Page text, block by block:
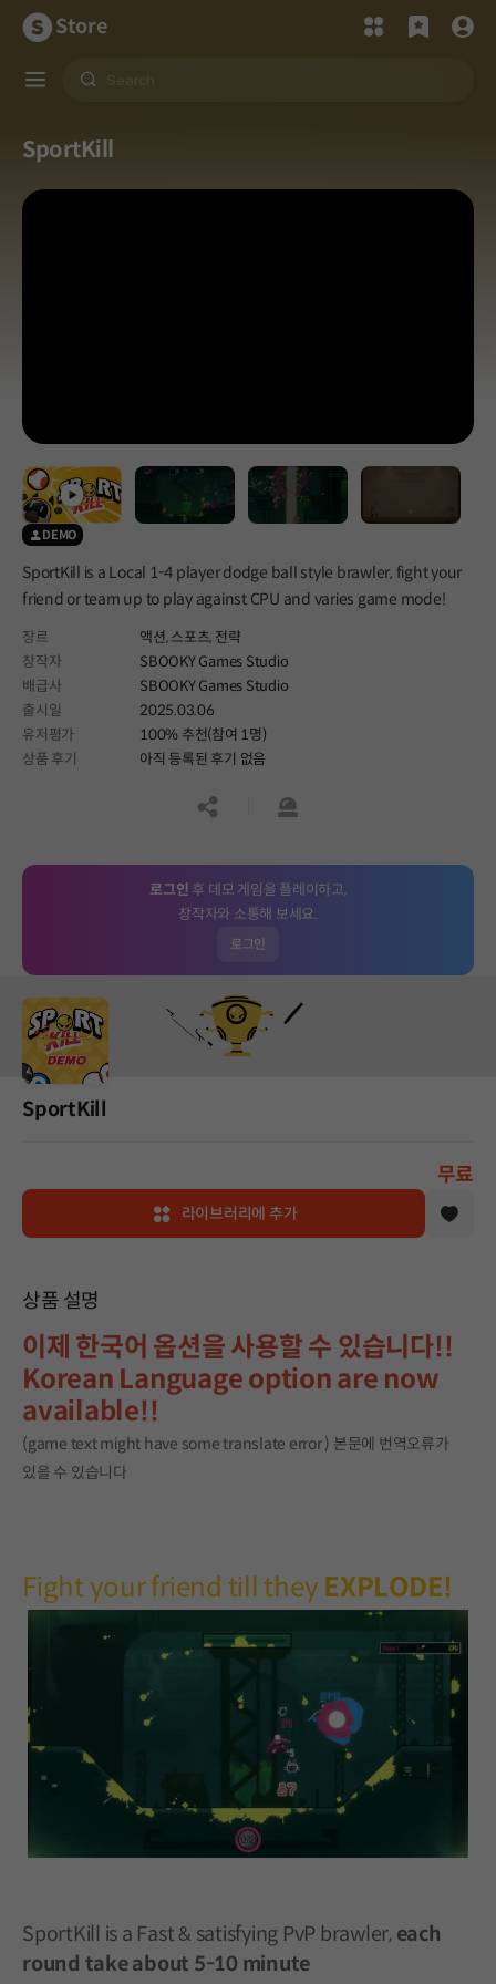
Store
SportKill
DEMO
SportKill is a Local 1-4 player dodge ball style brawler, fight your
friend or team up to play against CPU and varies game mode!
장르 액션,스포츠, 전략
창작자
SBOOKY Games Studio
배급사
SBOOKY Games Studio
출시일
2025.03.06
유저평가
100% 추천(참여 1명)
상품 후기
아직 등록된 후기 없음
공유하기신고하기
로그인 후 데모 게임을 플레이하고,
창작자와 소통해 보세요.
로그인
SportKill
무료
라이브러리에 추가
상품 설명
이제 한국어 옵션을 사용할 수 있습니다!!
Korean Language option are now
available!!
(game text might have some translate error ) 본문에 번역오류가
있을 수 있습니다
Fight your friend till they EXPLODE!
SportKill is a Fast & satisfying PvP brawler, each
round take about 5-10 minute